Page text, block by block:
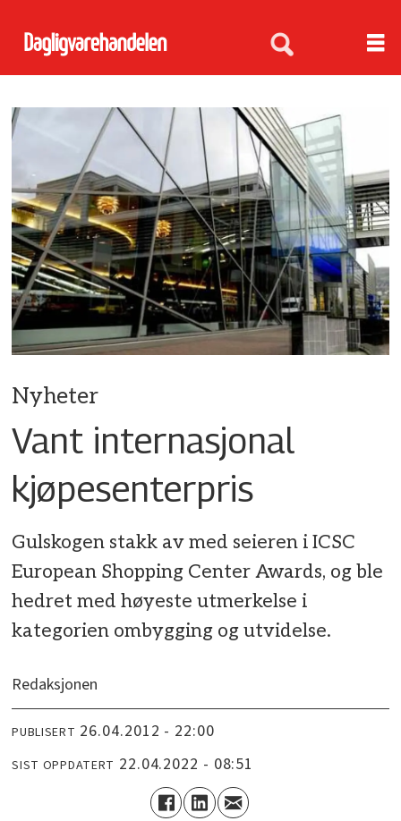
Nyheter
Vant internasjonal
kjøpesenterpris
Gulskogen stakk av med seieren i ICSC
European Shopping Center Awards, og ble
hedret med høyeste utmerkelse i
kategorien ombygging og utvidelse.
Redaksjonen
PUBLISERT 26.04.2012 - 22:00
SIST OPPDATERT 22.04.2022 - 08:51